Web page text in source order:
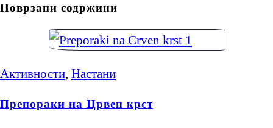
Поврзани содржини
Активности, Настани
Препораки на Црвен крст